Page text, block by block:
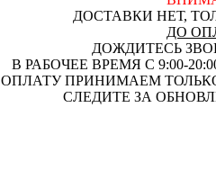
ДОСТАВКИ НЕТ,
ДО
ДОЖДИТЕСЬ
В РАБОЧЕЕ ВРЕМЯ С 9:00-
ОПЛАТУ ПРИНИМАЕМ
СЛЕДИТЕ ЗА